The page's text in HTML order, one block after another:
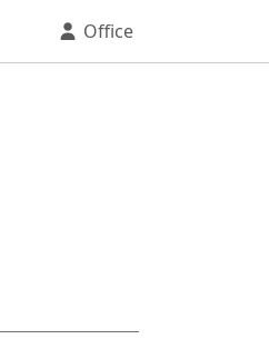
Office